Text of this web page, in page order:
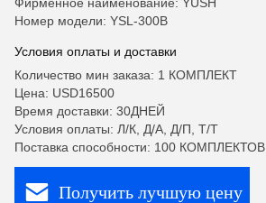
Номер модели: YSL-300B
Условия оплаты и доставки
Количество мин заказа: 1 КОМПЛЕКТ
Цена: USD16500
Время доставки: 30ДНЕЙ
Условия оплаты: Л/К, Д/А, Д/П, Т/Т
Поставка способности: 100 КОМПЛЕКТОВ
Получить лучшую цену